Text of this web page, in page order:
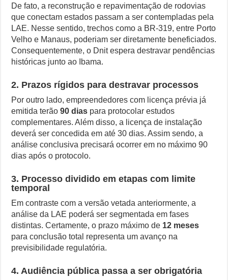
De fato, a reconstrução e repavimentação de rodovias
que conectam estados passam a ser contempladas pela
LAE. Nesse sentido, trechos como a BR-319, entre Porto
Velho e Manaus, poderiam ser diretamente beneficiados.
Consequentemente, o Dnit espera destravar pendências
históricas junto ao Ibama.
2. Prazos rígidos para destravar processos
Por outro lado, empreendedores com licença prévia já
emitida terão90 dias para protocolar estudos
complementares. Além disso, a licença de instalação
deverá ser concedida em até 30 dias. Assim sendo, a
análise conclusiva precisará ocorrer em no máximo 90
dias após o protocolo.
3. Processo dividido em etapas com limite
temporal
Em contraste com a versão vetada anteriormente, a
análise da LAE poderá ser segmentada em fases
distintas. Certamente, o prazo máximo de 12 meses
para conclusão total representa um avanço na
previsibilidade regulatória.
4. Audiência pública passa a ser obrigatória